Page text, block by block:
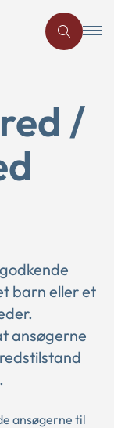
/
barn eller et
ansøgerne
ansøgerne til